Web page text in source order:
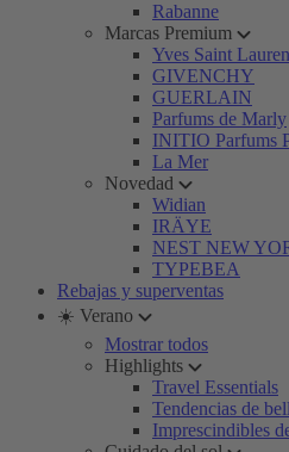
Rabanne
Marcas Premium
Yves Saint
GIVENCHY
GUERLAIN
Parfums de Marly
INITIO Parfums
La Mer
Novedad
Widian
IRÄYE
NEST NEW
TYPEBEA
Rebajas y superventas
☀️ Verano
Mostrar todos
Highlights
Travel Essentials
Tendencias de
Imprescindibles